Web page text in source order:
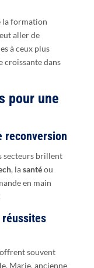
la formation
aller de
à ceux plus
croissante dans
pour une
reconversion
secteurs brillent
, lasantéou
en main
réussites
souvent
Marie, ancienne